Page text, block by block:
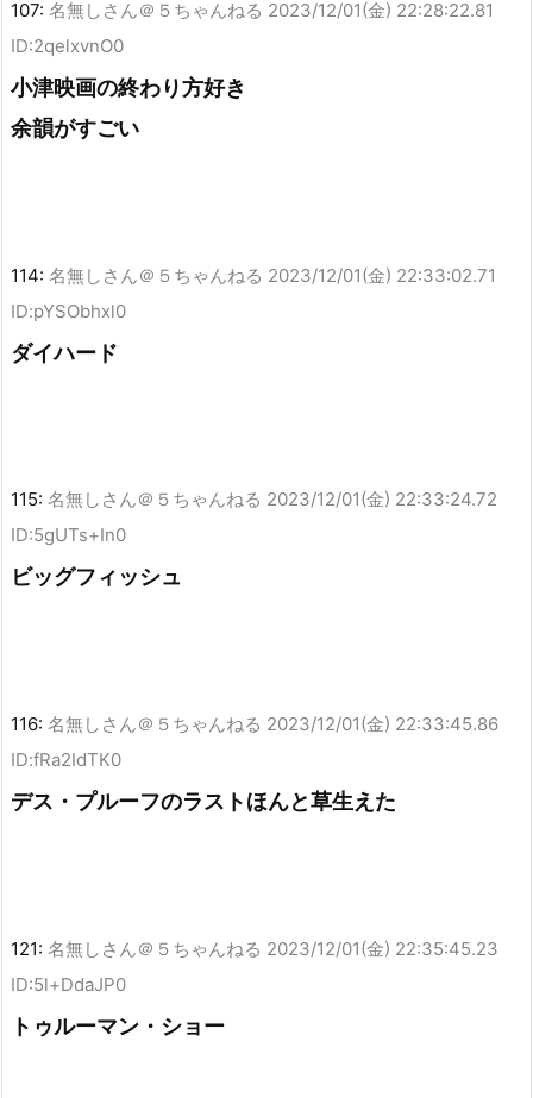
107: 名無しさん＠５ちゃんねる 2023/12/01(金) 22:28:22.81
ID:2qelxvnO0
小津映画の終わり方好き
余韻がすごい
114: 名無しさん＠５ちゃんねる 2023/12/01(金) 22:33:02.71
ID:pYSObhxl0
ダイハード
115: 名無しさん＠５ちゃんねる 2023/12/01(金) 22:33:24.72
ID:5gUTs+In0
ビッグフィッシュ
116: 名無しさん＠５ちゃんねる 2023/12/01(金) 22:33:45.86
ID:fRa2IdTK0
デス・プルーフのラストほんと草生えた
121: 名無しさん＠５ちゃんねる 2023/12/01(金) 22:35:45.23
ID:5l+DdaJP0
トゥルーマン・ショー